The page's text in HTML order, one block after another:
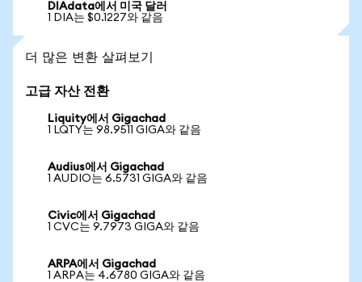
DIAdata에서 미국 달러
1 DIA는 $0.1227와 같음
더 많은 변환 살펴보기
고급 자산 전환
Liquity에서 Gigachad
1 LQTY는 98.9511 GIGA와 같음
Audius에서 Gigachad
1 AUDIO는 6.5731 GIGA와 같음
Civic에서 Gigachad
1 CVC는 9.7973 GIGA와 같음
ARPA에서 Gigachad
1 ARPA는 4.6780 GIGA와 같음